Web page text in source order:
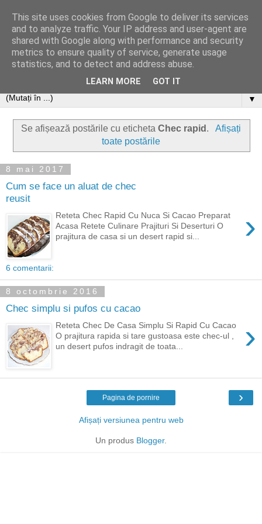
▼
Se afișează postările cu etichetaChec rapid .
Afișați
toate postările
8 mai 2017
Cum se face un aluat de chec
reusit
›
Reteta Chec Rapid Cu Nuca Si Cacao Preparat
Acasa Retete Culinare Prajituri Si Deserturi O
prajitura de casa si un desert rapid si...
6 comentarii:
8 octombrie 2016
Chec simplu si pufos cu cacao
›
Reteta Chec De Casa Simplu Si Rapid Cu Cacao
O prajitura rapida si tare gustoasa este chec-ul ,
un desert pufos indragit de toata...
›
Pagina de pornire
Afișați versiunea pentru web
Un produs Blogger.
This site uses cookies from Google to deliver its services
and to analyze traffic. Your IP address and user-agent are
shared with Google along with performance and security
metrics to ensure quality of service, generate usage
statistics, and to detect and address abuse.
LEARN MORE GOT IT